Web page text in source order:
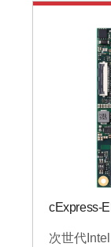
cExpress-
次世代